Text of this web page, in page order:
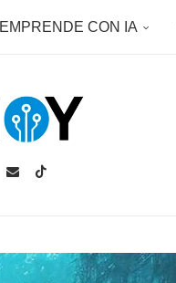
EMPRENDE CON IA